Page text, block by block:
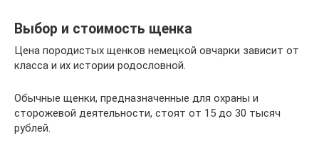
Выбор и стоимость щенка
Цена породистых щенков немецкой овчарки зависит от
класса и их истории родословной.
Обычные щенки, предназначенные для охраны и
сторожевой деятельности, стоят от 15 до 30 тысяч
рублей.